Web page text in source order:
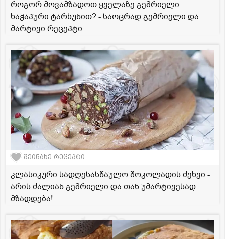
როგორ მოვამზადოთ ყველაზე გემრიელი
ხაჭაპური ტარხუნით? - საოცრად გემრიელი და
მარტივი რეცეპტი
შეინახე რეცეპტი
კლასიკური სადღესასწაულო შოკოლადის ძეხვი -
არის ძალიან გემრიელი და თან უმარტივესად
მზადდება!